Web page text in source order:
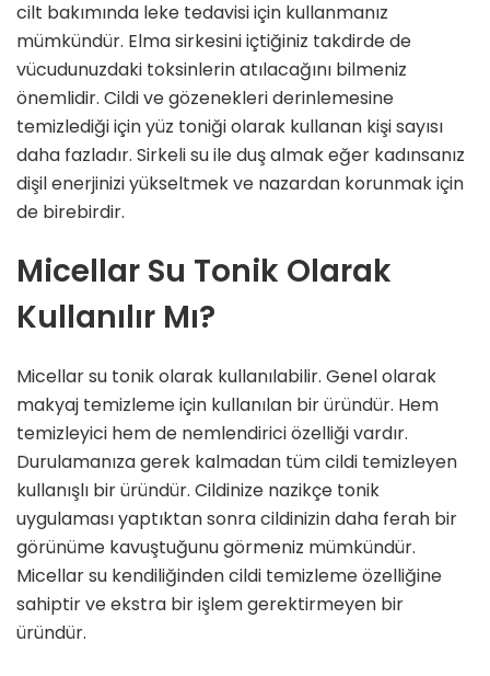
cilt bakımında leke tedavisi için kullanmanız
mümkündür. Elma sirkesini içtiğiniz takdirde de
vücudunuzdaki toksinlerin atılacağını bilmeniz
önemlidir. Cildi ve gözenekleri derinlemesine
temizlediği için yüz toniği olarak kullanan kişi sayısı
daha fazladır. Sirkeli su ile duş almak eğer kadınsanız
dişil enerjinizi yükseltmek ve nazardan korunmak için
de birebirdir.
Micellar Su Tonik Olarak
Kullanılır Mı?
Micellar su tonik olarak kullanılabilir. Genel olarak
makyaj temizleme için kullanılan bir üründür. Hem
temizleyici hem de nemlendirici özelliği vardır.
Durulamanıza gerek kalmadan tüm cildi temizleyen
kullanışlı bir üründür. Cildinize nazikçe tonik
uygulaması yaptıktan sonra cildinizin daha ferah bir
görünüme kavuştuğunu görmeniz mümkündür.
Micellar su kendiliğinden cildi temizleme özelliğine
sahiptir ve ekstra bir işlem gerektirmeyen bir
üründür.